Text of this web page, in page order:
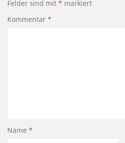
Felder sind mit * markiert
Kommentar *
Name *